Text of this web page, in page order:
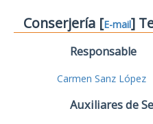
Conserjería [E-mail]
Responsable
Carmen Sanz López
Auxiliares de